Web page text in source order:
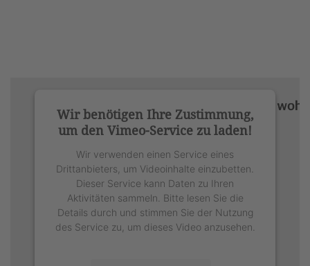
Wir benötigen Ihre Zustimmung,
um den Vimeo-Service zu laden!
Wir verwenden einen Service eines
Drittanbieters, um Videoinhalte einzubetten.
Dieser Service kann Daten zu Ihren
Aktivitäten sammeln. Bitte lesen Sie die
Details durch und stimmen Sie der Nutzung
des Service zu, um dieses Video anzusehen.